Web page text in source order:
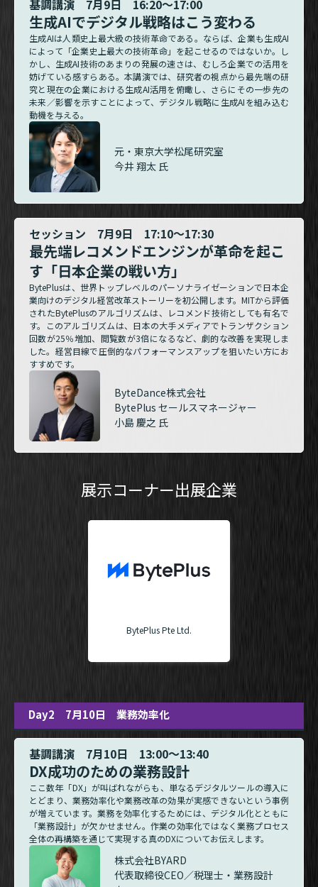
基調講演 7月9日 16:20～17:00
生成AIでデジタル戦略はこう変わる
生成AIは人類史上最大級の技術革命である。ならば、企業も生成AI
によって「企業史上最大の技術革命」を起こせるのではないか。し
かし、生成AI技術のあまりの発展の速さは、むしろ企業での活用を
妨げている感すらある。本講演では、研究者の視点から最先端の研
究と現在の企業における生成AI活用を俯瞰し、さらにその一歩先の
未来／影響を示すことによって、デジタル戦略に生成AIを組み込む
動機を与える。
元・東京大学松尾研究室
今井 翔太 氏
セッション 7月9日 17:10～17:30
最先端レコメンドエンジンが革命を起こ
す「日本企業の戦い方」
BytePlusは、世界トップレベルのパーソナライゼーションで日本企
業向けのデジタル経営改革ストーリーを初公開します。MITから評価
されたBytePlusのアルゴリズムは、レコメンド技術としても有名で
す。このアルゴリズムは、日本の大手メディアでトランザクション
回数が25％増加、閲覧数が3倍になるなど、劇的な改善を実現しま
した。経営目線で圧倒的なパフォーマンスアップを狙いたい方にお
すすめです。
ByteDance株式会社
BytePlus セールスマネージャー
小島 慶之 氏
展示コーナー出展企業
BytePlus Pte Ltd.
Day2 7月10日 業務効率化
基調講演 7月10日 13:00～13:40
DX成功のための業務設計
ここ数年「DX」が叫ばれながらも、単なるデジタルツールの導入に
とどまり、業務効率化や業務改革の効果が実感できないという事例
が増えています。業務を効率化するためには、デジタル化とともに
「業務設計」が欠かせません。作業の効率化ではなく業務プロセス
全体の再構築を通じて実現する真のDXについてお伝えします。
株式会社BYARD
代表取締役CEO／税理士・業務設計